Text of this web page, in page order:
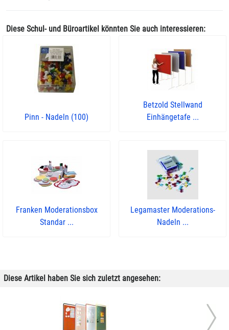
Diese Schul- und Büroartikel könnten Sie auch interessieren:
Pinn - Nadeln (100)
Betzold Stellwand
Einhängetafe ...
Franken Moderationsbox
Standar ...
Legamaster Moderations-
Nadeln ...
Diese Artikel haben Sie sich zuletzt angesehen: